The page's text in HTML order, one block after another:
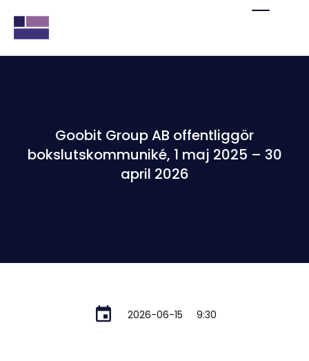
Goobit Group AB offentliggör
bokslutskommuniké, 1 maj 2025 – 30
april 2026
2026-06-15 9:30